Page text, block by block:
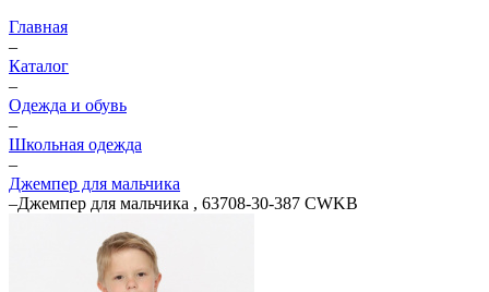
Главная
–
Каталог
–
Одежда и обувь
–
Школьная одежда
–
Джемпер для мальчика
–Джемпер для мальчика , 63708-30-387 CWKB